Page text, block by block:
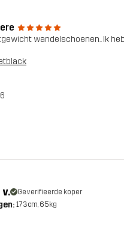
wandelschoenen.. Ik
V. Geverifieerde koper
173cm, 65kg